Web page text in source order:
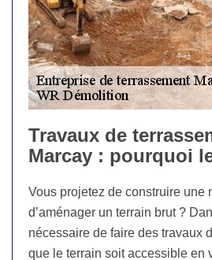
Travaux de
Marcay : pourquoi
Vous projetez de construire une
d’aménager un terrain brut ?
nécessaire de faire des travaux
que le terrain soit accessible en